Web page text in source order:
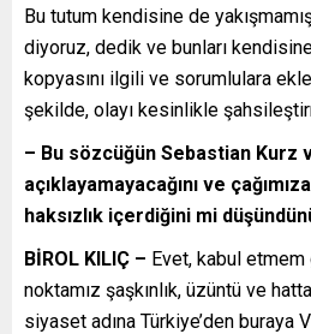
Bu tutum kendisine de
diyoruz, dedik ve bunları
kopyasını ilgili ve sorumlulara
şekilde, olayı kesinlikle
– Bu sözcüğün Sebastian Kurz
açıklayamayacağını ve
haksızlık içerdiğini mi
BİROL KILIÇ – Evet, kabul
noktamız şaşkınlık, üzüntü ve
siyaset adına Türkiye’den buraya